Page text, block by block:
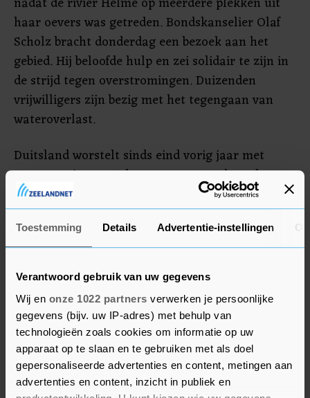
Toestemming Details Advertentie-instellingen
Verantwoord gebruik van uw gegevens
Wij en onze 1022 partners verwerken je persoonlijke
gegevens (bijv. uw IP-adres) met behulp van
technologieën zoals cookies om informatie op uw
apparaat op te slaan en te gebruiken met als doel
gepersonaliseerde advertenties en content, metingen aan
advertenties en content, inzicht in publiek en
haar oevers was getreden. Bondskanselier Olaf
Scholz bracht donderdag een bezoek aan het
gebied. Hij beloofde hulp en zei solidair te zijn in
de strijd tegen overstromingen. Duizenden
vrijwilligers zijn bezig met het tegengaan van
wateroverlast.
Duitsland worstelt sinds eind vorig jaar met
overstromingen en hoogwater, met als andere
landen in het noordwesten van Europa. De
problemen treffen vooral de deelstaten Saksen-
Anhalt, Nedersaksen, Noordrijn-Westfalen en
Thüringen. Duitse experts denken dat
overstromingen vaker voorkomen door
klimaatverandering.